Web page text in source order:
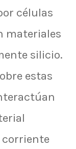
células
materiales
silicio.
estas